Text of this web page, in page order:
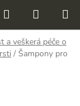
Hledat
KOŠÍK
a veškerá péče o
/ Šampony pro